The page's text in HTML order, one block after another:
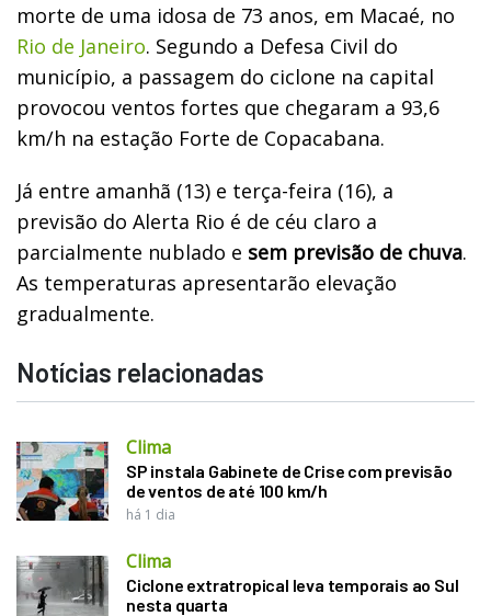
morte de uma idosa de 73 anos, em Macaé, no
Rio de Janeiro. Segundo a Defesa Civil do
município, a passagem do ciclone na capital
provocou ventos fortes que chegaram a 93,6
km/h na estação Forte de Copacabana.
Já entre amanhã (13) e terça-feira (16), a
previsão do Alerta Rio é de céu claro a
parcialmente nublado e sem previsão de chuva.
As temperaturas apresentarão elevação
gradualmente.
Notícias relacionadas
Clima
SP instala Gabinete de Crise com previsão
de ventos de até 100 km/h
há 1 dia
Clima
Ciclone extratropical leva temporais ao Sul
nesta quarta